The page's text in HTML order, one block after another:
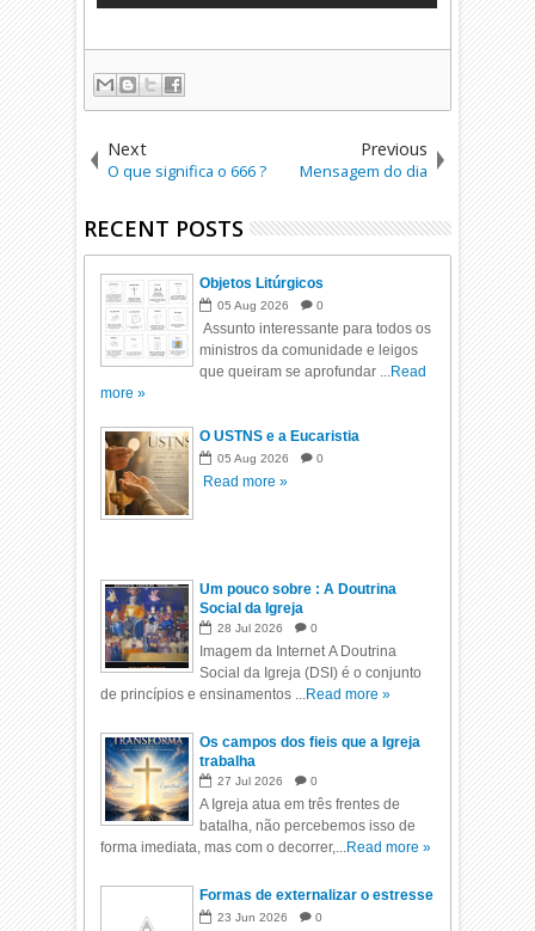
Next
O que significa o 666 ?
Previous
Mensagem do dia
RECENT POSTS
Objetos Litúrgicos
05 Aug 2026 0
Assunto interessante para todos os
ministros da comunidade e leigos
que queiram se aprofundar ...Read
more »
O USTNS e a Eucaristia
05 Aug 2026 0
Read more »
Um pouco sobre : A Doutrina
Social da Igreja
28 Jul 2026 0
Imagem da Internet A Doutrina
Social da Igreja (DSI) é o conjunto
de princípios e ensinamentos ...Read more »
Os campos dos fieis que a Igreja
trabalha
27 Jul 2026 0
A Igreja atua em três frentes de
batalha, não percebemos isso de
forma imediata, mas com o decorrer,...Read more »
Formas de externalizar o estresse
23 Jun 2026 0